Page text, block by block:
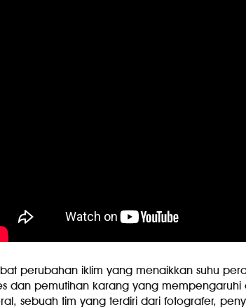
perubahan iklim yang menaikkan suhu
dan pemutihan karang yang mempengaruhi
sebuah tim yang terdiri dari fotografer,